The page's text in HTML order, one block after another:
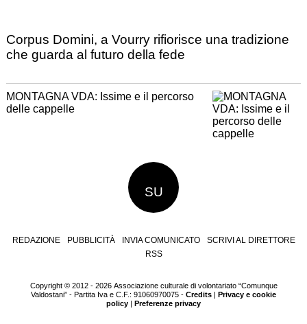
Corpus Domini, a Vourry rifiorisce una tradizione
che guarda al futuro della fede
MONTAGNA VDA: Issime e il percorso
delle cappelle
SU
REDAZIONE PUBBLICITÀ INVIA COMUNICATO
SCRIVI AL DIRETTORE
RSS
Copyright © 2012 - 2026 Associazione culturale di volontariato “Comunque
Valdostani” - Partita Iva e C.F.: 91060970075 - Credits | Privacy e cookie
policy | Preferenze privacy